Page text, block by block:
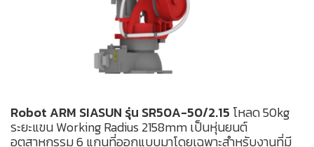
Robot ARM SIASUN รุ่น SR50A-50/2.15 โหลด 50kg
ระยะแขน Working Radius 2158mm เป็นหุ่นยนต์
อุตสาหกรรม 6 แกนที่ออกแบบมาโดยเฉพาะสำหรับงานที่มี